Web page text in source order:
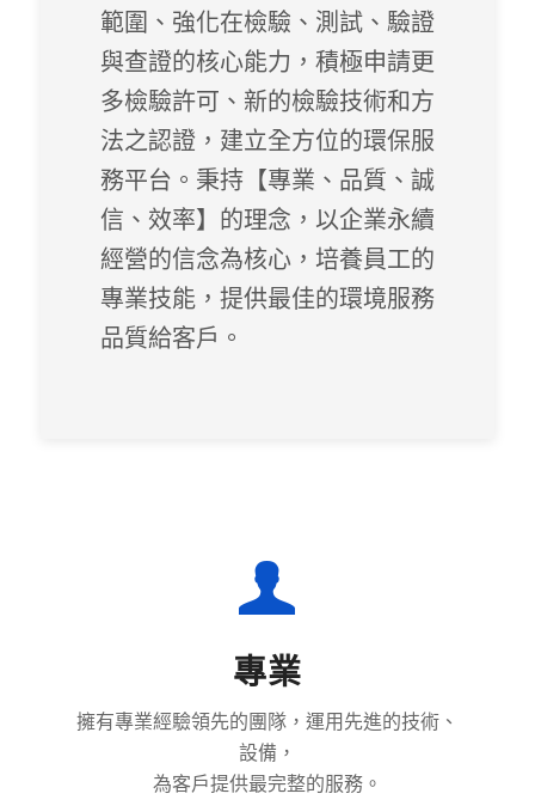
範圍、強化在檢驗、測試、驗證
與查證的核心能力，積極申請更
多檢驗許可、新的檢驗技術和方
法之認證，建立全方位的環保服
務平台。秉持【專業、品質、誠
信、效率】的理念，以企業永續
經營的信念為核心，培養員工的
專業技能，提供最佳的環境服務
品質給客戶。
專業
擁有專業經驗領先的團隊，運用先進的技術、
設備，
為客戶提供最完整的服務。